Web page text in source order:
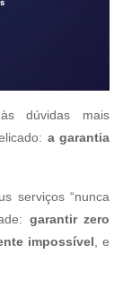
dúvidas mais
a garantia
serviços “nunca
garantir zero
impossível , e